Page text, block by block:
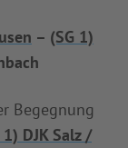
– (SG 1)
Begegnung
1) DJK Salz /